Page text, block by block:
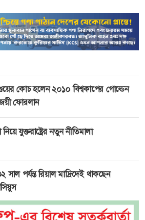
কোচ হলেন ২০১০ বিশ্বকাপের গোল্ডেন
ফোরলান
নিয়ে যুক্তরাষ্ট্রের নতুন নীতিমালা
সাল পর্যন্ত রিয়াল মাদ্রিদেই থাকছেন